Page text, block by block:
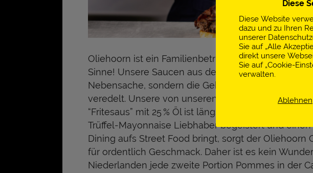
Oliehoorn ist ein Familienbetrieb mit Geschmack –
Sinne! Unsere Saucen aus der Amsterdamer
Nebensache, sondern die Geheimzutat, die so gut
veredelt. Unsere von unseren Saucen-Experten
“Fritesaus” mit 25 % Öl ist längst Kult, während
Trüffel-Mayonnaise Liebhaber begeistert und
Dining aufs Street Food bringt, sorgt der Oliehoorn
für ordentlich Geschmack. Daher ist es kein
Niederlanden jede zweite Portion Pommes in der
Diese
Diese Website
dazu und zu Ihren
unserer
Sie auf „Alle
direkt unsere
Sie auf „Cookie-
verwalten.
Ablehnen